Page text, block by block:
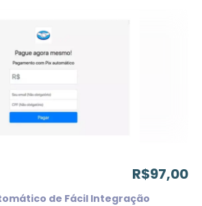
R$97,00
de Fácil Integração